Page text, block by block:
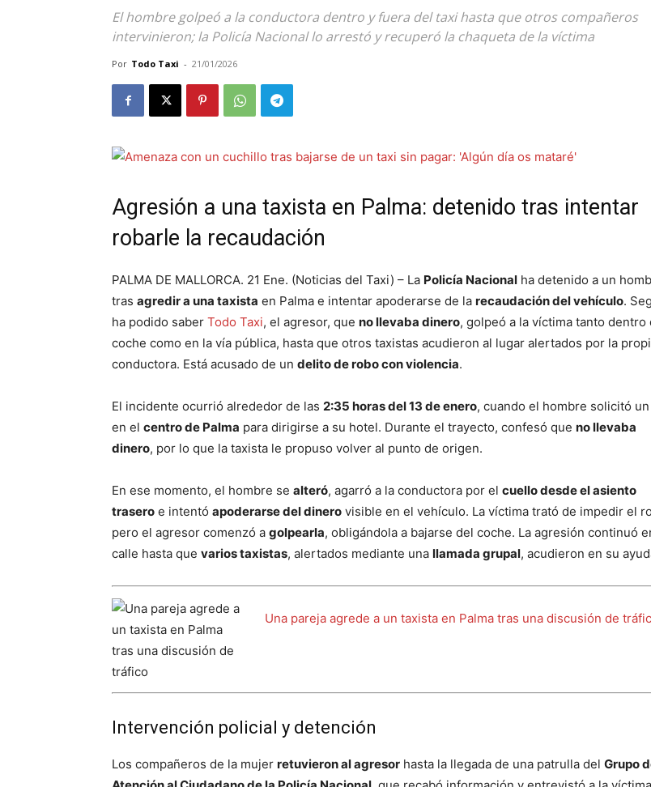
El hombre golpeó a la conductora dentro y fuera del taxi hasta que otros compañeros
intervinieron; la Policía Nacional lo arrestó y recuperó la chaqueta de la víctima
Por Todo Taxi - 21/01/2026
Agresión a una taxista en Palma: detenido tras intentar
robarle la recaudación
PALMA DE MALLORCA. 21 Ene. (Noticias del Taxi) – La Policía Nacional ha detenido a un
tras agredir a una taxista en Palma e intentar apoderarse de la recaudación del vehículo.
ha podido saber Todo Taxi, el agresor, que no llevaba dinero, golpeó a la víctima tanto dentro
coche como en la vía pública, hasta que otros taxistas acudieron al lugar alertados por la
conductora. Está acusado de un delito de robo con violencia.
El incidente ocurrió alrededor de las 2:35 horas del 13 de enero, cuando el hombre solicitó
en el centro de Palma para dirigirse a su hotel. Durante el trayecto, confesó que no llevaba
dinero, por lo que la taxista le propuso volver al punto de origen.
En ese momento, el hombre se alteró, agarró a la conductora por el cuello desde el asiento
trasero e intentó apoderarse del dinero visible en el vehículo. La víctima trató de impedir el
pero el agresor comenzó a golpearla, obligándola a bajarse del coche. La agresión continuó
calle hasta que varios taxistas, alertados mediante una llamada grupal, acudieron en su
Una pareja agrede a un taxista en Palma tras una discusión de
Intervención policial y detención
Los compañeros de la mujer retuvieron al agresor hasta la llegada de una patrulla del Grupo